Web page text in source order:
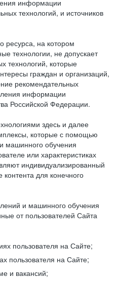
информации
технологий, и источников
ресурса, на котором
технологии, не допускает
технологий, которые
граждан и организаций,
рекомендательных
информации
Российской Федерации.
здесь и далее
которые с помощью
машинного обучения
или характеристиках
индивидуализированный
для конечного
и машинного обучения
от пользователей Сайта
пользователя на Сайте;
пользователя на Сайте;
и вакансий;